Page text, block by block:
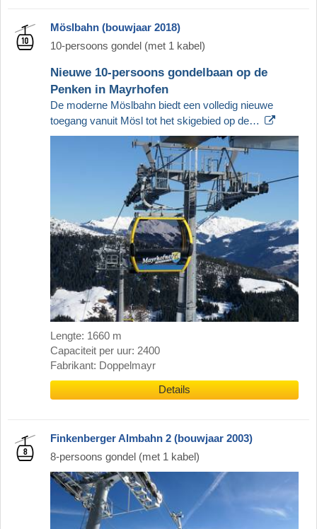
Möslbahn (bouwjaar 2018)
10-persoons gondel (met 1 kabel)
Nieuwe 10-persoons gondelbaan op de
Penken in Mayrhofen
De moderne Möslbahn biedt een volledig nieuwe
toegang vanuit Mösl tot het skigebied op de…
Lengte: 1660 m
Capaciteit per uur: 2400
Fabrikant: Doppelmayr
Details
Finkenberger Almbahn 2 (bouwjaar 2003)
8-persoons gondel (met 1 kabel)